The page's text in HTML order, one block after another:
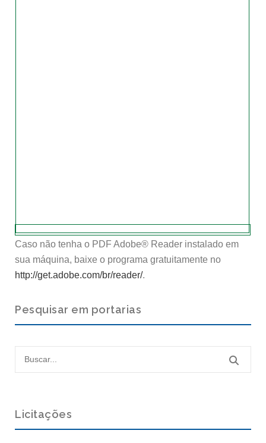
Caso não tenha o PDF Adobe® Reader instalado em
sua máquina, baixe o programa gratuitamente no
http://get.adobe.com/br/reader/.
Pesquisar em portarias
Licitações